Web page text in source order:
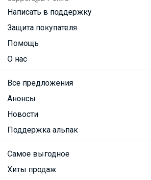
Написать в поддержку
Защита покупателя
Помощь
О нас
Все предложения
Анонсы
Новости
Поддержка альпак
Самое выгодное
Хиты продаж